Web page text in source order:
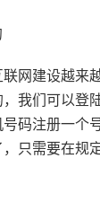
网建设越来
我们可以登
号码注册一个
，只需要在规